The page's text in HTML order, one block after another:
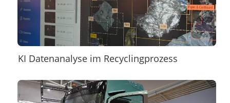
KI Datenanalyse im Recyclingprozess